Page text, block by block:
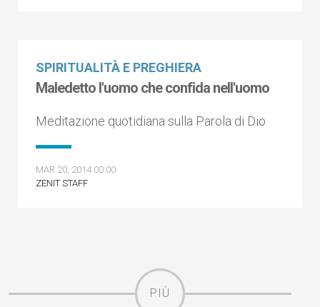
SPIRITUALITÀ E PREGHIERA
Maledetto l'uomo che confida nell'uomo
Meditazione quotidiana sulla Parola di Dio
MAR 20, 2014 00:00
ZENIT STAFF
PIÙ